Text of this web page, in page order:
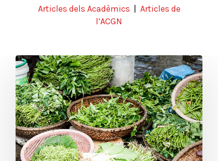
Articles dels Acadèmics
Articles de
l’ACGN